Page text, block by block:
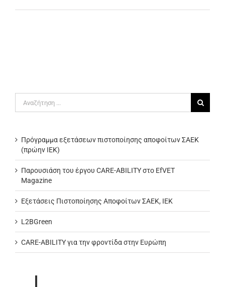
για:
Πρόγραμμα εξετάσεων πιστοποίησης αποφοίτων ΣΑΕΚ
(πρώην ΙΕΚ)
Παρουσιάση του έργου CARE-ABILITY στο EfVET
Magazine
Εξετάσεις Πιστοποίησης Αποφοίτων ΣΑΕΚ, ΙΕΚ
L2BGreen
CARE-ABILITY για την φροντίδα στην Ευρώπη